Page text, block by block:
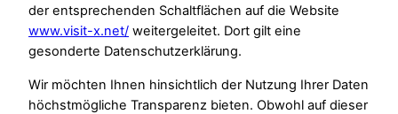
der entsprechenden Schaltflächen auf die Website
www.visit-x.net/ weitergeleitet. Dort gilt eine
gesonderte Datenschutzerklärung.
Wir möchten Ihnen hinsichtlich der Nutzung Ihrer Daten
höchstmögliche Transparenz bieten. Obwohl auf dieser